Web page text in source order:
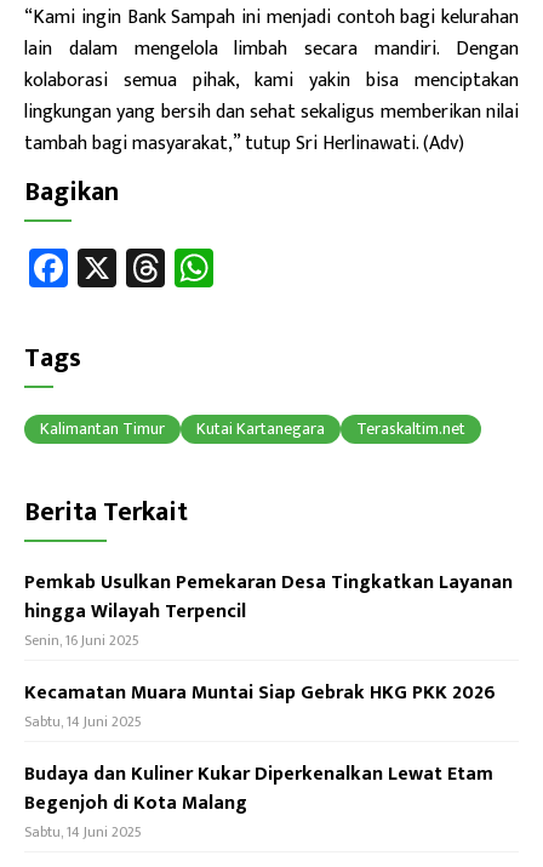
“Kami ingin Bank Sampah ini menjadi contoh bagi kelurahan
lain dalam mengelola limbah secara mandiri. Dengan
kolaborasi semua pihak, kami yakin bisa menciptakan
lingkungan yang bersih dan sehat sekaligus memberikan nilai
tambah bagi masyarakat,” tutup Sri Herlinawati. (Adv)
Bagikan
Fa
ce
b
o
ok
X T
hr
p
p
Tags
Kalimantan Timur Kutai Kartanegara Teraskaltim.net
Berita Terkait
Pemkab Usulkan Pemekaran Desa Tingkatkan Layanan
hingga Wilayah Terpencil
Senin, 16 Juni 2025
Kecamatan Muara Muntai Siap Gebrak HKG PKK 2026
Sabtu, 14 Juni 2025
Budaya dan Kuliner Kukar Diperkenalkan Lewat Etam
Begenjoh di Kota Malang
Sabtu, 14 Juni 2025